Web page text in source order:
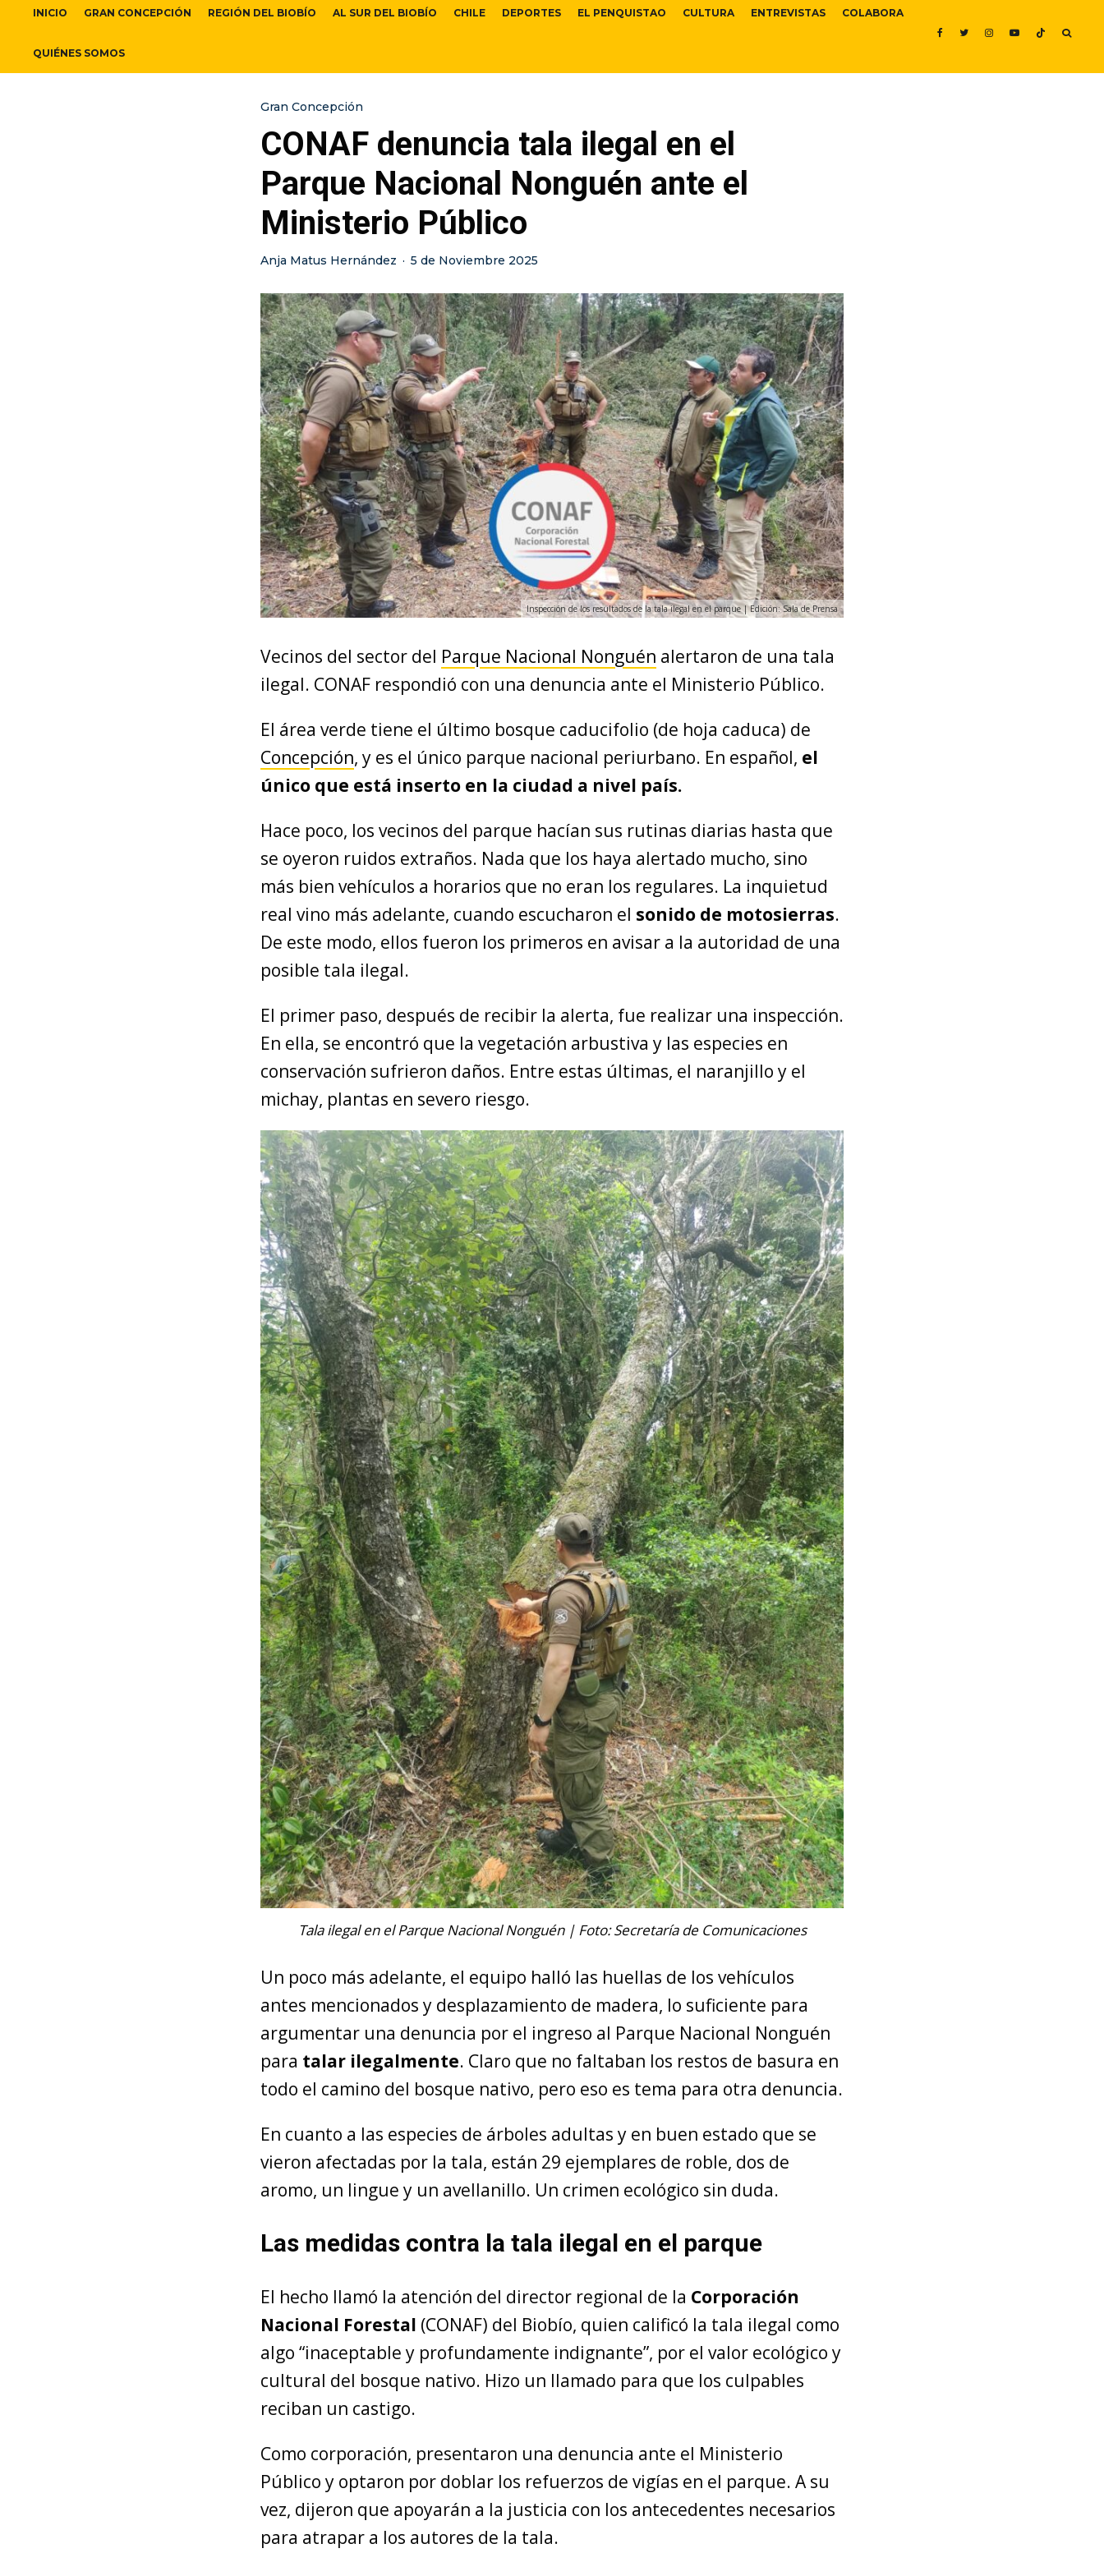
INICIO GRAN CONCEPCIÓN REGIÓN DEL BIOBÍO AL SUR DEL BIOBÍO CHILE DEPORTES EL PENQUISTAO CULTURA ENTREVISTAS COLABORA
QUIÉNES SOMOS
Gran Concepción
CONAF denuncia tala ilegal en el
Parque Nacional Nonguén ante el
Ministerio Público
Anja Matus Hernández · 5 de Noviembre 2025
Inspección de los resultados de la tala ilegal en el parque | Edición: Sala de Prensa
Vecinos del sector del Parque Nacional Nonguén alertaron de una tala
ilegal. CONAF respondió con una denuncia ante el Ministerio Público.
El área verde tiene el último bosque caducifolio (de hoja caduca) de
Concepción, y es el único parque nacional periurbano. En español, el
único que está inserto en la ciudad a nivel país.
Hace poco, los vecinos del parque hacían sus rutinas diarias hasta que
se oyeron ruidos extraños. Nada que los haya alertado mucho, sino
más bien vehículos a horarios que no eran los regulares. La inquietud
real vino más adelante, cuando escucharon el sonido de motosierras.
De este modo, ellos fueron los primeros en avisar a la autoridad de una
posible tala ilegal.
El primer paso, después de recibir la alerta, fue realizar una inspección.
En ella, se encontró que la vegetación arbustiva y las especies en
conservación sufrieron daños. Entre estas últimas, el naranjillo y el
michay, plantas en severo riesgo.
Tala ilegal en el Parque Nacional Nonguén | Foto: Secretaría de Comunicaciones
Un poco más adelante, el equipo halló las huellas de los vehículos
antes mencionados y desplazamiento de madera, lo suficiente para
argumentar una denuncia por el ingreso al Parque Nacional Nonguén
para talar ilegalmente. Claro que no faltaban los restos de basura en
todo el camino del bosque nativo, pero eso es tema para otra denuncia.
En cuanto a las especies de árboles adultas y en buen estado que se
vieron afectadas por la tala, están 29 ejemplares de roble, dos de
aromo, un lingue y un avellanillo. Un crimen ecológico sin duda.
Las medidas contra la tala ilegal en el parque
El hecho llamó la atención del director regional de la Corporación
Nacional Forestal (CONAF) del Biobío, quien calificó la tala ilegal como
algo “inaceptable y profundamente indignante”, por el valor ecológico y
cultural del bosque nativo. Hizo un llamado para que los culpables
reciban un castigo.
Como corporación, presentaron una denuncia ante el Ministerio
Público y optaron por doblar los refuerzos de vigías en el parque. A su
vez, dijeron que apoyarán a la justicia con los antecedentes necesarios
para atrapar a los autores de la tala.